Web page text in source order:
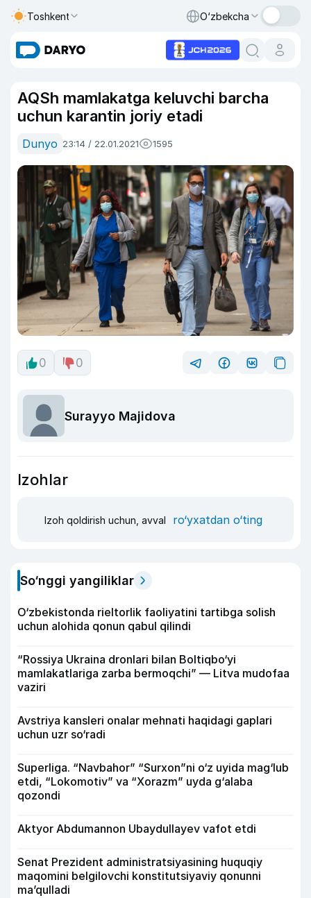
Toshkent O‘zbekcha
AQSh mamlakatga keluvchi barcha
uchun karantin joriy etadi
Dunyo 23:14 / 22.01.2021 1595
0 0
Surayyo Majidova
Izohlar
Izoh qoldirish uchun, avval ro‘yxatdan o‘ting
So‘nggi yangiliklar
O‘zbekistonda rieltorlik faoliyatini tartibga solish
uchun alohida qonun qabul qilindi
“Rossiya Ukraina dronlari bilan Boltiqbo‘yi
mamlakatlariga zarba bermoqchi” — Litva mudofaa
vaziri
Avstriya kansleri onalar mehnati haqidagi gaplari
uchun uzr so‘radi
Superliga. “Navbahor” “Surxon”ni o‘z uyida mag‘lub
etdi, “Lokomotiv” va “Xorazm” uyda g‘alaba
qozondi
Aktyor Abdu­mannon Ubaydullayev vafot etdi
Senat Prezident administratsiyasining huquqiy
maqomini belgilovchi konstitutsiyaviy qonunni
ma’qulladi